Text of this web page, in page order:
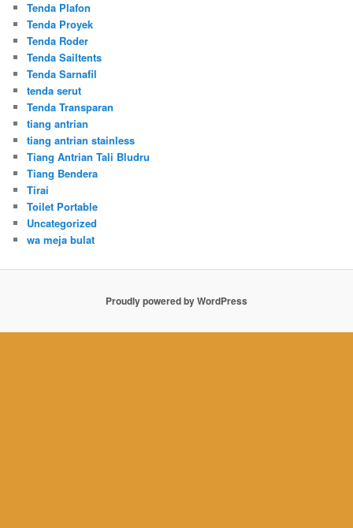
Tenda Plafon
Tenda Proyek
Tenda Roder
Tenda Sailtents
Tenda Sarnafil
tenda serut
Tenda Transparan
tiang antrian
tiang antrian stainless
Tiang Antrian Tali Bludru
Tiang Bendera
Tirai
Toilet Portable
Uncategorized
wa meja bulat
Proudly powered by WordPress